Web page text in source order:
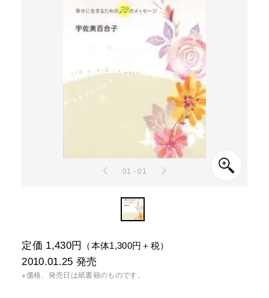
01 - 01
定価 1,430円 （本体1,300円＋税）
2010.01.25 発売
※価格、発売日は紙書籍のものです。